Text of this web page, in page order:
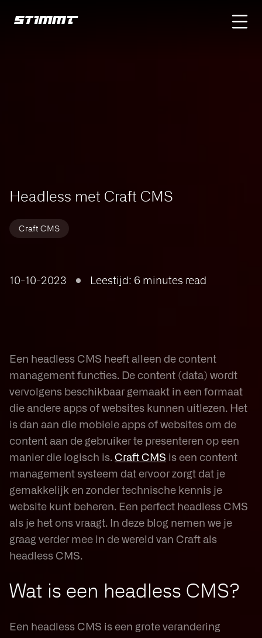
Glaspunt
Updates
headless met craft cms
Headless met Craft CMS
Craft CMS
10-10-2023 Leestijd: 6 minutes read
Een headless CMS heeft alleen de content
management functies. De content (data) wordt
vervolgens beschikbaar gemaakt in een formaat
die andere apps of websites kunnen uitlezen. Het
is dan aan die mobiele apps of websites om de
content aan de gebruiker te presenteren op een
manier die logisch is. Craft CMS is een content
management systeem dat ervoor zorgt dat je
gemakkelijk en zonder technische kennis je
website kunt beheren. Een perfect headless CMS
als je het ons vraagt. In deze blog nemen we je
graag verder mee in de wereld van Craft als
headless CMS.
Wat is een headless CMS?
Een headless CMS is een grote verandering